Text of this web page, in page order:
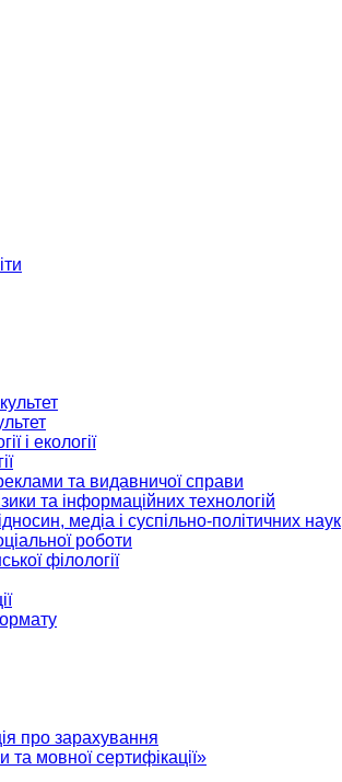
і екології
та видавничої справи
та інформаційних технологій
медіа і суспільно-політичних наук
роботи
філології
про зарахування
та мовної сертифікації»